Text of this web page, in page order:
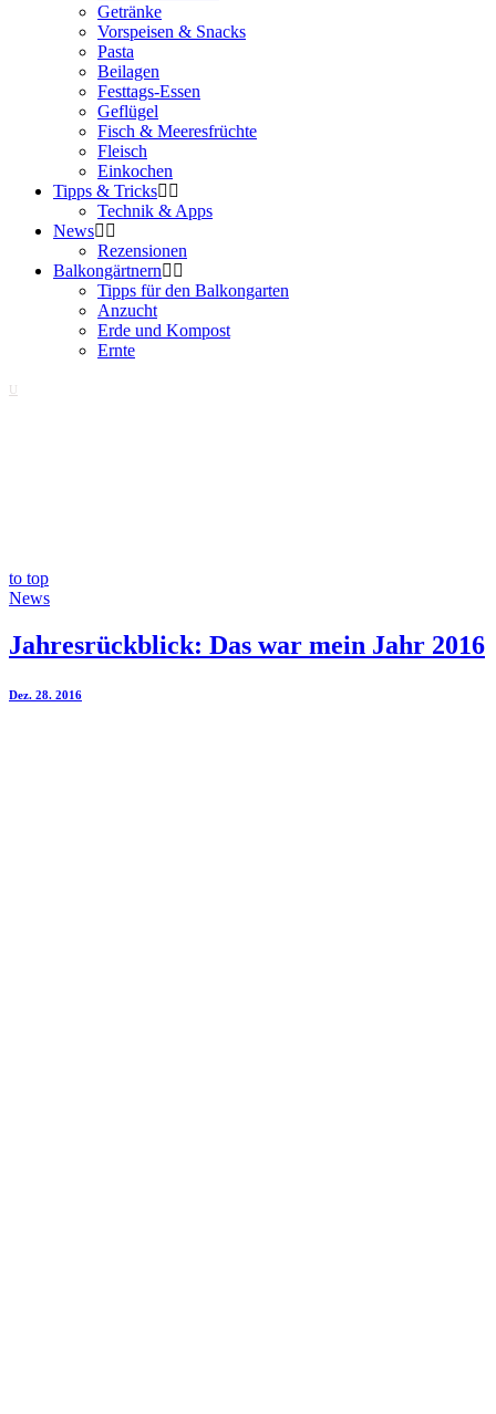
Getränke
Vorspeisen & Snacks
Pasta
Beilagen
Festtags-Essen
Geflügel
Fisch & Meeresfrüchte
Fleisch
Einkochen
Tipps & Tricks
Technik & Apps
News
Rezensionen
Balkongärtnern
Tipps für den Balkongarten
Anzucht
Erde und Kompost
Ernte
to top
News
Jahresrückblick: Das war mein Jahr 2016
Dez. 28. 2016